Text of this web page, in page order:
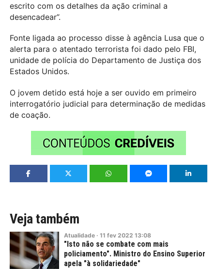
escrito com os detalhes da ação criminal a
desencadear”.
Fonte ligada ao processo disse à agência Lusa que o
alerta para o atentado terrorista foi dado pelo FBI,
unidade de polícia do Departamento de Justiça dos
Estados Unidos.
O jovem detido está hoje a ser ouvido em primeiro
interrogatório judicial para determinação de medidas
de coação.
Veja também
Atualidade · 11 fev 2022 13:08
"Isto não se combate com mais
policiamento". Ministro do Ensino Superior
apela "à solidariedade"